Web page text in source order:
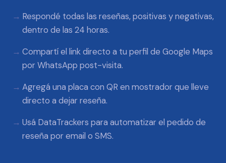
Respondé todas las reseñas, positivas y negativas,
dentro de las 24 horas.
Compartí el link directo a tu perfil de Google Maps
por WhatsApp post-visita.
Agregá una placa con QR en mostrador que lleve
directo a dejar reseña.
Usá DataTrackers para automatizar el pedido de
reseña por email o SMS.